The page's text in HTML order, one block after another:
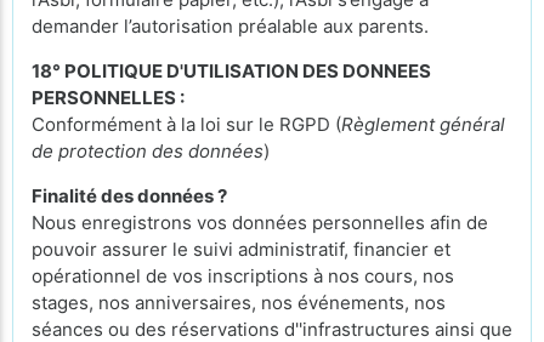
demander l’autorisation préalable aux parents.
18° POLITIQUE D'UTILISATION DES DONNEES
PERSONNELLES :
Conformément à la loi sur le RGPD (Règlement général
de protection des données)
Finalité des données ?
Nous enregistrons vos données personnelles afin de
pouvoir assurer le suivi administratif, financier et
opérationnel de vos inscriptions à nos cours, nos
stages, nos anniversaires, nos événements, nos
séances ou des réservations d''infrastructures ainsi que